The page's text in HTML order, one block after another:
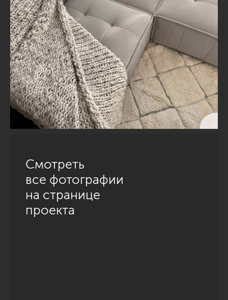
Смотреть
все фотографии
на странице
проекта